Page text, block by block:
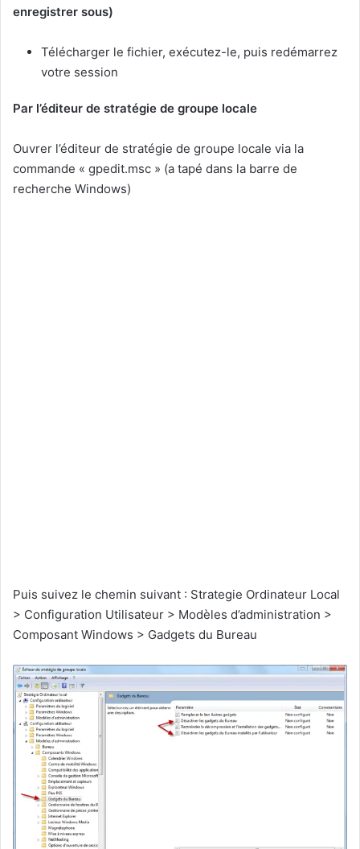
enregistrer sous)
Télécharger le fichier, exécutez-le, puis redémarrez
votre session
Par l’éditeur de stratégie de groupe locale
Ouvrer l’éditeur de stratégie de groupe locale via la
commande « gpedit.msc » (a tapé dans la barre de
recherche Windows)
Puis suivez le chemin suivant : Strategie Ordinateur Local
> Configuration Utilisateur > Modèles d’administration >
Composant Windows > Gadgets du Bureau